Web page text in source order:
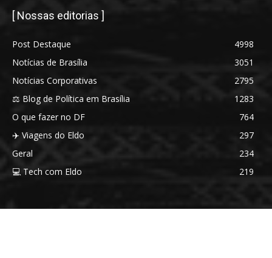
[ Nossas editorias ]
Post Destaque
4998
Notícias de Brasília
3051
Notícias Corporativas
2795
⚖️ Blog de Política em Brasília
1283
O que fazer no DF
764
✈️ Viagens do Eldo
297
Geral
234
💻 Tech com Eldo
219